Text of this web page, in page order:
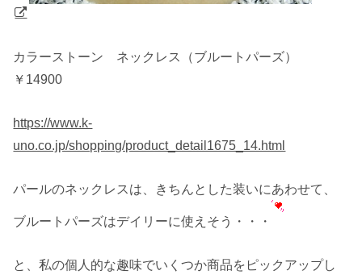
カラーストーン ネックレス（ブルートパーズ）
￥14900
https://www.k-
uno.co.jp/shopping/product_detail1675_14.html
パールのネックレスは、きちんとした装いにあわせて、
ブルートパーズはデイリーに使えそう・・・
と、私の個人的な趣味でいくつか商品をピックアップし